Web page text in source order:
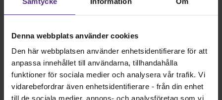
Denna webbplats använder cookies
Den här webbplatsen använder enhetsidentifierare för att
anpassa innehållet till användarna, tillhandahålla
funktioner för sociala medier och analysera vår trafik. Vi
vidarebefordrar även enhetsidentifierare - från din enhet
Giltighetstid
Erbjudandet gäller under Leksand Sommarlands
21 juni – 9 augusti 2026
Observera att vissa datum och boendealternativ